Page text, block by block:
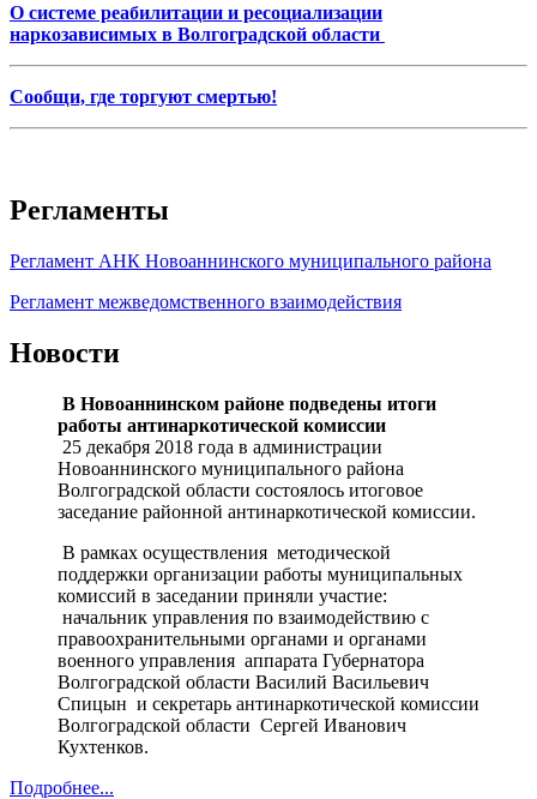
О системе реабилитации и ресоциализации
наркозависимых в Волгоградской области
Сообщи, где торгуют смертью!
Регламенты
Регламент АНК Новоаннинского муниципального района
Регламент межведомственного взаимодействия
Новости
В Новоаннинском районе подведены итоги
работы антинаркотической комиссии
25 декабря 2018 года в администрации
Новоаннинского муниципального района
Волгоградской области состоялось итоговое
заседание районной антинаркотической комиссии.
В рамках осуществления методической
поддержки организации работы муниципальных
комиссий в заседании приняли участие:
начальник управления по взаимодействию с
правоохранительными органами и органами
военного управления аппарата Губернатора
Волгоградской области Василий Васильевич
Спицын и секретарь антинаркотической комиссии
Волгоградской области Сергей Иванович
Кухтенков.
Подробнее...